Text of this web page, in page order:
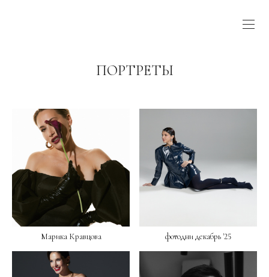
ПОРТРЕТЫ
Марика Кравцова фотодни декабрь '25